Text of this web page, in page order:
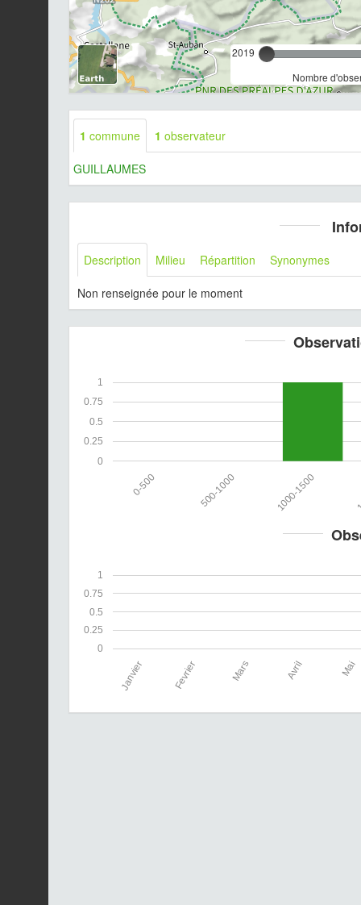
2019
Nombre
1 commune 1 observateur
GUILLAUMES
Description Milieu Répartition Synonymes
Non renseignée pour le moment
0
0.25
0.5
0.75
1
1000-1500
500-1000
0-500
0
0.25
0.5
0.75
1
Mai
Avril
Mars
Fevrier
Janvier